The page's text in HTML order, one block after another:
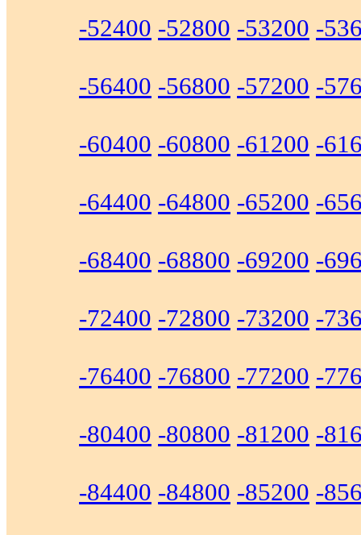
-52400 -52800 -53200 -
-56400 -56800 -57200 -
-60400 -60800 -61200 -
-64400 -64800 -65200 -
-68400 -68800 -69200 -
-72400 -72800 -73200 -
-76400 -76800 -77200 -
-80400 -80800 -81200 -
-84400 -84800 -85200 -